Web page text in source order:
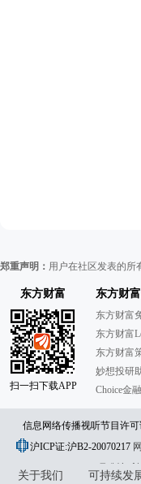
郑重声明： 用户在社区发表的所
东方财富
扫一扫下载APP
东方财
东方财富
东方财富
东方财富
妙想投研
Choice金
信息网络传播视听节目许可
913101046312860336
沪ICP证:沪B2-20070217
31010402000120号版权所
关于我们 可持续发